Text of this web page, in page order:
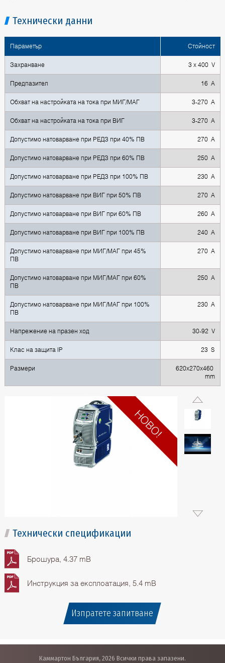
Технически данни
Параметър Стойност
Захранване 3 x 400 V
Предпазител 16 A
Обхват на настройката на тока при МИГ/МАГ 3-270 A
Обхват на настройката на тока при ВИГ 3-270 A
Допустимо натоварване при РЕДЗ при 40% ПВ 270 A
Допустимо натоварване при РЕДЗ при 60% ПВ 250 A
Допустимо натоварване при РЕДЗ при 100% ПВ 230 A
Допустимо натоварване при ВИГ при 50% ПВ 270 А
Допустимо натоварване при ВИГ при 60% ПВ 260 А
Допустимо натоварване при ВИГ при 100% ПВ 240 А
Допустимо натоварване при МИГ/МАГ при 45%
ПВ
270 А
Допустимо натоварване при МИГ/МАГ при 60%
ПВ
250 А
Допустимо натоварване при МИГ/МАГ при 100%
ПВ
230 А
Напрежение на празен ход 30-92 V
Клас на защита IP 23 S
Размери
620x270x460
mm
Технически спецификации
Брошура, 4.37 mB
Инструкция за експлоатация, 5.4 mB
Изпратете запитване
Каммартон България, 2026 Всички права запазени.